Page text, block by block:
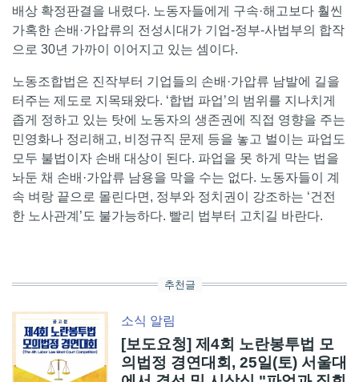
배상 확정판결을 내렸다. 노동자들에게 구속·해고보다 훨씬
가혹한 손배·가압류의 전성시대가 기업-정부-사법부의 합작
으로 30년 가까이 이어지고 있는 셈이다.
노동조합법은 진작부터 기업들의 손배·가압류 남발에 길을
터주는 제도로 지목돼왔다. ‘합법 파업’의 범위를 지나치게
좁게 정하고 있는 탓에 노동자의 생존권에 직접 영향을 주는
민영화나 정리해고, 비정규직 문제 등을 놓고 벌이는 파업도
모두 불법이자 손배 대상이 된다. 파업을 못 하게 막는 법을
놔둔 채 손배·가압류 남용을 막을 수는 없다. 노동자들이 계
속 벼랑 끝으로 몰린다면, 정부와 정치권이 강조하는 ‘건전
한 노사관계’도 불가능하다. 빨리 법부터 고치길 바란다.
추천글
소식 알림
[보도요청] 제4회 노란봉투법 모
의법정 경연대회, 25일(토) 서울대